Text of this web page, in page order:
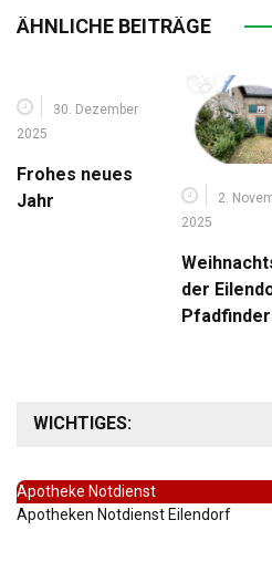
ÄHNLICHE BEITRÄGE
30. Dezember
2025
Frohes neues
Jahr
2.
2025
der
Pfadfinder
WICHTIGES:
Apotheke Notdienst
Apotheken Notdienst Eilendorf